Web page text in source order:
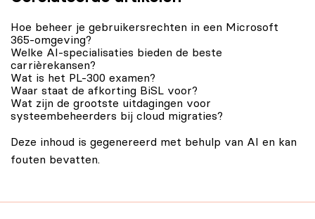
Hoe beheer je gebruikersrechten in een Microsoft
365-omgeving?
Welke AI-specialisaties bieden de beste
carrièrekansen?
Wat is het PL-300 examen?
Waar staat de afkorting BiSL voor?
Wat zijn de grootste uitdagingen voor
systeembeheerders bij cloud migraties?
Deze inhoud is gegenereerd met behulp van AI en kan
fouten bevatten.